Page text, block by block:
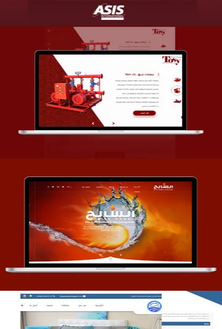
تصميم شركة قمة الأنظمة TOSY
التفاصيل
تصميم موقع السابح للصناعات المعدنية
التفاصيل